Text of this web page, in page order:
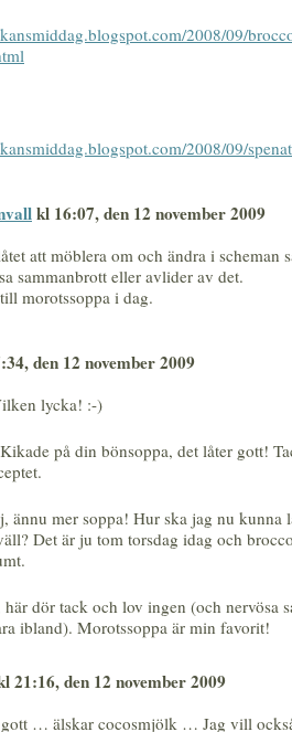
2008/09/
2008/09/
kl 16:07, den 12 november 2009
att möblera om och ändra i scheman
sammanbrott eller avlider av det.
morotssoppa i dag.
den 12 november 2009
lycka! :-)
på din bönsoppa, det låter gott!
ännu mer soppa! Hur ska jag nu kunna
Det är ju tom torsdag idag och
dör tack och lov ingen (och nervösa
ibland). Morotssoppa är min favorit!
21:16, den 12 november 2009
… älskar cocosmjölk … Jag vill